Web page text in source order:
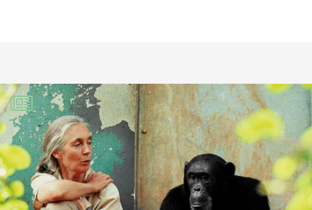
Claude Renaud 5 février 2018
« Nous devons essayer de sauver la
Planète » Sous-entendu, nous devons
essayer de sauver